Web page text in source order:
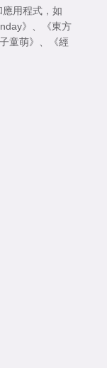
用程式，如
》 、
《東方
童萌》 、
《經